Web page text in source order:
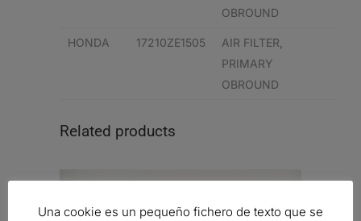
OBROUND
HONDA 17210ZE1505
AIR FILTER,
PRIMARY
OBROUND
Related products
Una cookie es un pequeño fichero de texto que se